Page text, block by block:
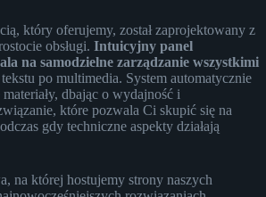
który oferujemy, został zaprojektowany z
obsługi. Intuicyjny panel
na samodzielne zarządzanie wszystkimi
po multimedia. System automatycznie
dbając o wydajność i
które pozwala Ci skupić się na
gdy techniczne aspekty działają
na której hostujemy strony naszych